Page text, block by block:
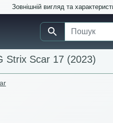
Зовнішній вигляд та
Strix Scar 17 (2023)